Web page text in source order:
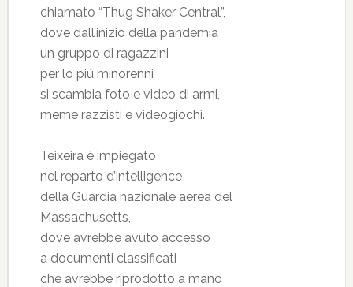
chiamato “Thug Shaker Central”,
dove dall’inizio della pandemia
un gruppo di ragazzini
per lo più minorenni
si scambia foto e video di armi,
meme razzisti e videogiochi.
Teixeira è impiegato
nel reparto d’intelligence
della Guardia nazionale aerea del
Massachusetts,
dove avrebbe avuto accesso
a documenti classificati
che avrebbe riprodotto a mano